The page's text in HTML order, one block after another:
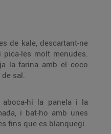
de kale, descartant-ne
la farina amb el coco
sal.
hi la panela i la
unes
fins que es blanquegi.